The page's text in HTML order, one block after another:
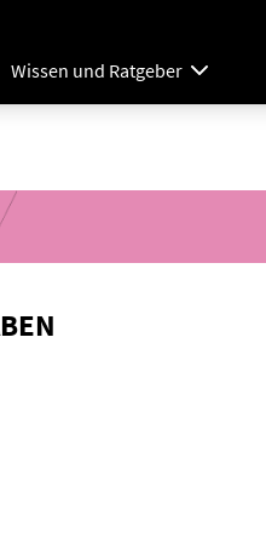
Wissen und Ratgeber